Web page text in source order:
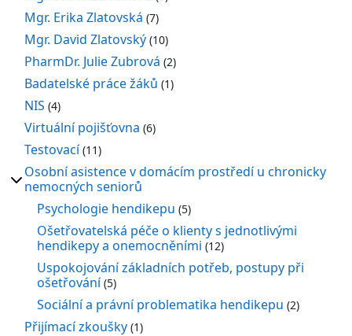
Mgr. Erika Zlatovská (7)
Mgr. David Zlatovský (10)
PharmDr. Julie Zubrová (2)
Badatelské práce žáků (1)
NIS (4)
Virtuální pojišťovna (6)
Testovací(11)
Osobní asistence v domácím prostředí u chronicky
nemocných seniorů
Psychologie hendikepu (5)
Ošetřovatelská péče o klienty s jednotlivými
hendikepy a onemocněními (12)
Uspokojování základních potřeb, postupy při
ošetřování(5)
Sociální a právní problematika hendikepu (2)
Přijímací zkoušky (1)